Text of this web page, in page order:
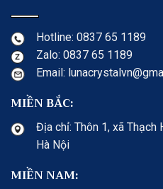
Hotline: 0837 65 1189
Zalo: 0837 65 1189
Email:
MIỀN BẮC:
Địa chỉ: Thôn 1, xã Thạch
Hà Nội
MIỀN NAM: